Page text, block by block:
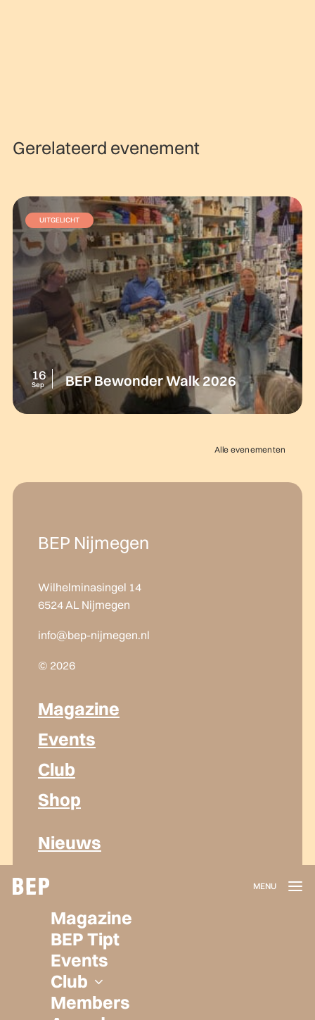
Magazine
BEP Tipt
Events
Club
Members
Gerelateerd evenement
UITGELICHT
16
Sep BEP Bewonder Walk 2026
Alle evenementen
BEP Nijmegen
Wilhelminasingel 14
6524 AL Nijmegen
info@bep-nijmegen.nl
© 2026
Magazine
Events
Club
Shop
Nieuws
Lidmaatschap
Herroepen
Privacy policy
Algemene voorwaarden